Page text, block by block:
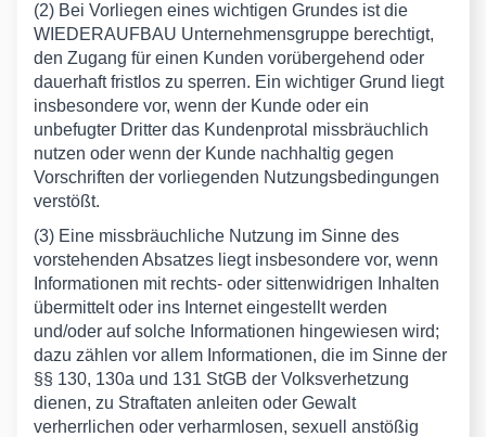
(2) Bei Vorliegen eines wichtigen Grundes ist die
WIEDERAUFBAU Unternehmensgruppe berechtigt,
den Zugang für einen Kunden vorübergehend oder
dauerhaft fristlos zu sperren. Ein wichtiger Grund liegt
insbesondere vor, wenn der Kunde oder ein
unbefugter Dritter das Kundenprotal missbräuchlich
nutzen oder wenn der Kunde nachhaltig gegen
Vorschriften der vorliegenden Nutzungsbedingungen
verstößt.
(3) Eine missbräuchliche Nutzung im Sinne des
vorstehenden Absatzes liegt insbesondere vor, wenn
Informationen mit rechts- oder sittenwidrigen Inhalten
übermittelt oder ins Internet eingestellt werden
und/oder auf solche Informationen hingewiesen wird;
dazu zählen vor allem Informationen, die im Sinne der
§§ 130, 130a und 131 StGB der Volksverhetzung
dienen, zu Straftaten anleiten oder Gewalt
verherrlichen oder verharmlosen, sexuell anstößig